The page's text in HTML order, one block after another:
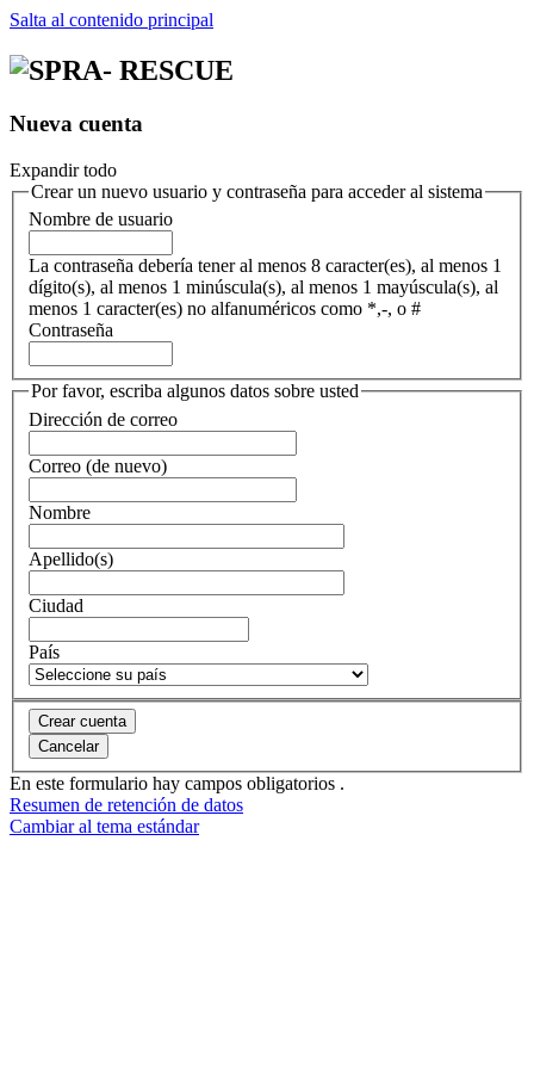
Salta al contenido principal
Nueva cuenta
Expandir todo
Crear un nuevo usuario y contraseña para acceder al sistema
Nombre de usuario
La contraseña debería tener al menos 8 caracter(es), al menos 1
dígito(s), al menos 1 minúscula(s), al menos 1 mayúscula(s), al
menos 1 caracter(es) no alfanuméricos como *,-, o #
Contraseña
Por favor, escriba algunos datos sobre usted
Dirección de correo
Correo (de nuevo)
Nombre
Apellido(s)
Ciudad
País
En este formulario hay campos obligatorios .
Resumen de retención de datos
Cambiar al tema estándar